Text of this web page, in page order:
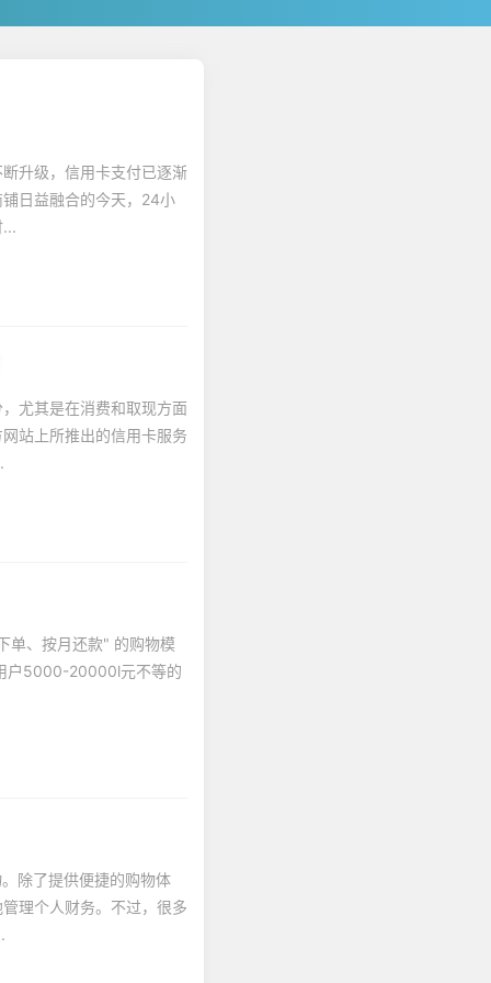
升级，信用卡支付已逐渐
日益融合的今天，24小
尤其是在消费和取现方面
站上所推出的信用卡服务
单、按月还款" 的购物模
户5000-20000l元不等的
除了提供便捷的购物体
理个人财务。不过，很多